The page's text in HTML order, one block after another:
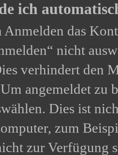
ich
Anmelden das
nicht
verhindert den
angemeldet zu
Dies ist
zum
zur Verfügung